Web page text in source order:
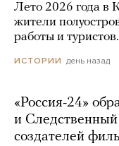
Лето 2026 года в
жители
работы и
ИСТОРИИ день назад
«Россия-24»
и Следственный
создателей